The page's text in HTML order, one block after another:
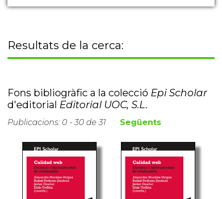
Resultats de la cerca:
Fons bibliogràfic a la colecció Epi Scholar
d'editorial Editorial UOC, S.L.
Publicacions: 0 - 30 de 31 Següents